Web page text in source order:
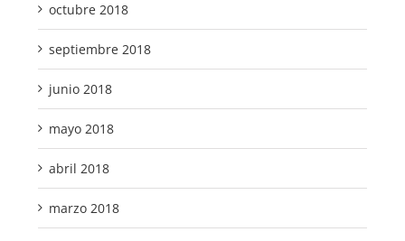
octubre 2018
septiembre 2018
junio 2018
mayo 2018
abril 2018
marzo 2018